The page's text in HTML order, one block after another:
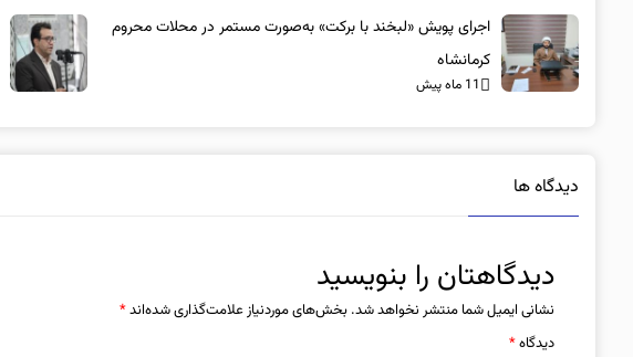
اجرای پویش «لبخند با برکت» به‌صورت مستمر در محلات محروم
کرمانشاه
11 ماه پیش
دیدگاه ها
دیدگاهتان را بنویسید
نشانی ایمیل شما منتشر نخواهد شد. بخش‌های موردنیاز علامت‌گذاری شده‌اند*
دیدگاه*